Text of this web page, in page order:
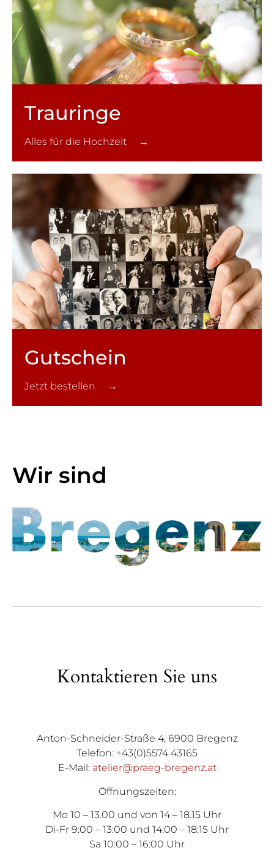
Trauringe
Alles für die Hochzeit →
Gutschein
Jetzt bestellen →
Wir sind
Kontaktieren Sie uns
Anton-Schneider-Straße 4, 6900 Bregenz
Telefon: +43(0)5574 43165
E-Mail: atelier@praeg-bregenz.at
Öffnungszeiten:
Mo 10 – 13.00 und von 14 – 18.15 Uhr
Di-Fr 9:00 – 13:00 und 14:00 – 18:15 Uhr
Sa 10:00 – 16:00 Uhr